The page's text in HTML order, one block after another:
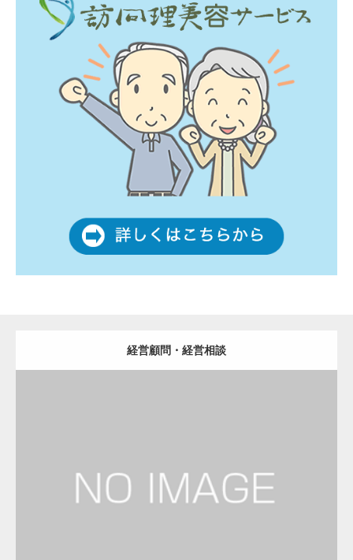
経営顧問・経営相談
Detail Visit